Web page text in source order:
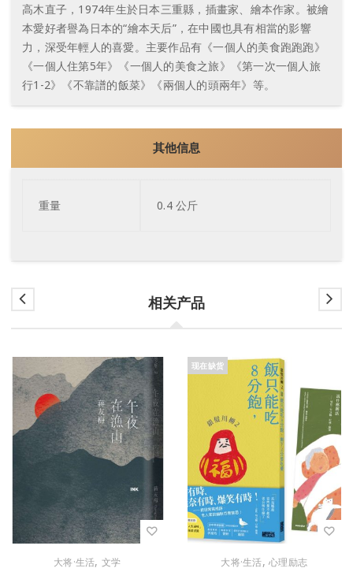
高木直子，1974年生於日本三重縣，插畫家、繪本作家。被繪
本愛好者譽為日本的“繪本天后”，在中國也具有相當的影響
力，深受年輕人的喜愛。主要作品有《一個人的美食跑跑跑》
《一個人住第5年》《一個人的美食之旅》《第一次一個人旅
行1-2》《不靠譜的飯菜》《兩個人的頭兩年》等。
其他信息
重量 0.4 公斤
相关产品
大将·生活, 文学
现在缺货
大将·生活,心理励志